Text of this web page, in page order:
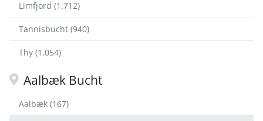
Limfjord (1.712)
Tannisbucht (940)
Thy (1.054)
Aalbæk Bucht
Aalbæk (167)